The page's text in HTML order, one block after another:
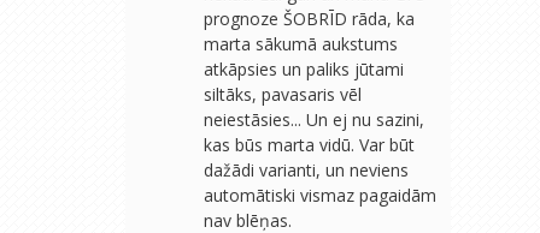
prognoze ŠOBRĪD rāda, ka
marta sākumā aukstums
atkāpsies un paliks jūtami
siltāks, pavasaris vēl
neiestāsies... Un ej nu sazini,
kas būs marta vidū. Var būt
dažādi varianti, un neviens
automātiski vismaz pagaidām
nav blēņas.